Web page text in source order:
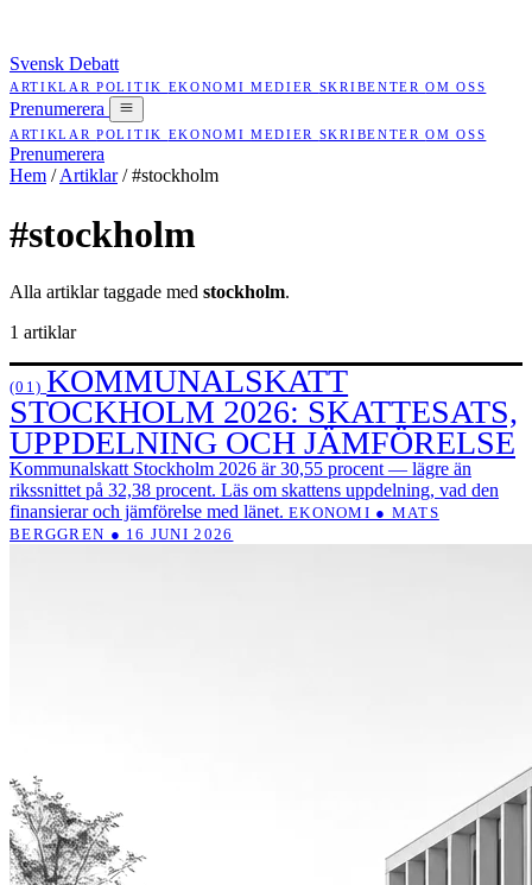
Svensk Debatt
ARTIKLARPOLITIK EKONOMIMEDIER SKRIBENTEROM OSS
Prenumerera
ARTIKLARPOLITIK EKONOMIMEDIER SKRIBENTEROM OSS
Prenumerera
Hem / Artiklar / #stockholm
#stockholm
Alla artiklar taggade med stockholm.
1 artiklar
(01) KOMMUNALSKATT
STOCKHOLM 2026: SKATTESATS,
UPPDELNING OCH JÄMFÖRELSE
Kommunalskatt Stockholm 2026 är 30,55 procent — lägre än
rikssnittet på 32,38 procent. Läs om skattens uppdelning, vad den
finansierar och jämförelse med länet. EKONOMI ● MATS
BERGGREN ● 16 JUNI 2026